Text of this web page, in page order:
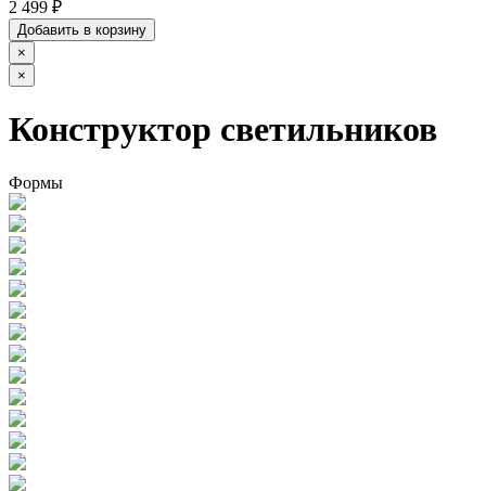
2 499 ₽
Добавить в корзину
×
×
Конструктор светильников
Формы